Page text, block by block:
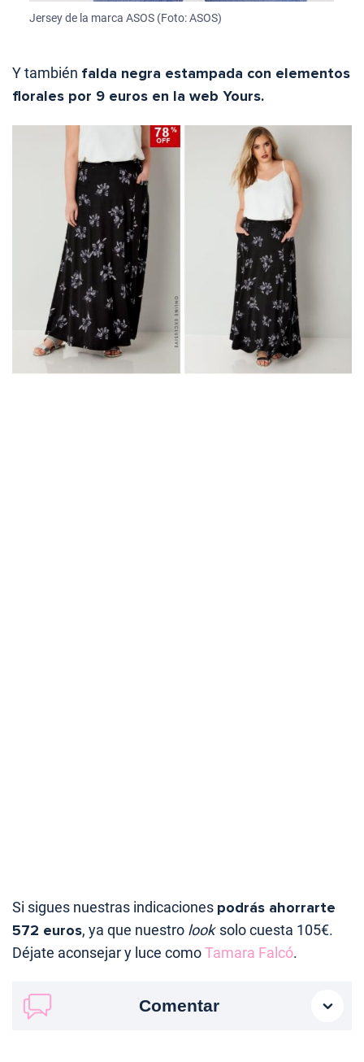
Jersey de la marca ASOS (Foto: ASOS)
Y también falda negra estampada con elementos
florales por 9 euros en la web Yours.
Si sigues nuestras indicaciones podrás ahorrarte
572 euros, ya que nuestro looksolo cuesta 105€.
Déjate aconsejar y luce comoTamara Falcó.
Comentar